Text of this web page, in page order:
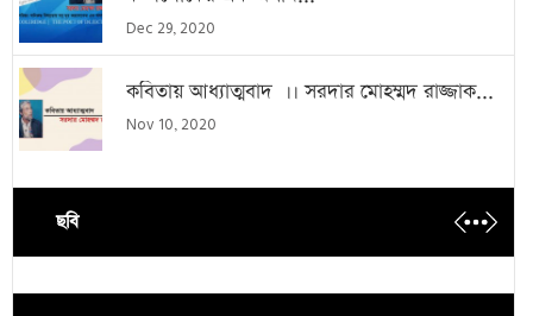
Dec 29, 2020
কবিতায় আধ্যাত্মবাদ ।। সরদার মোহম্মদ রাজ্জাক...
Nov 10, 2020
ছবি